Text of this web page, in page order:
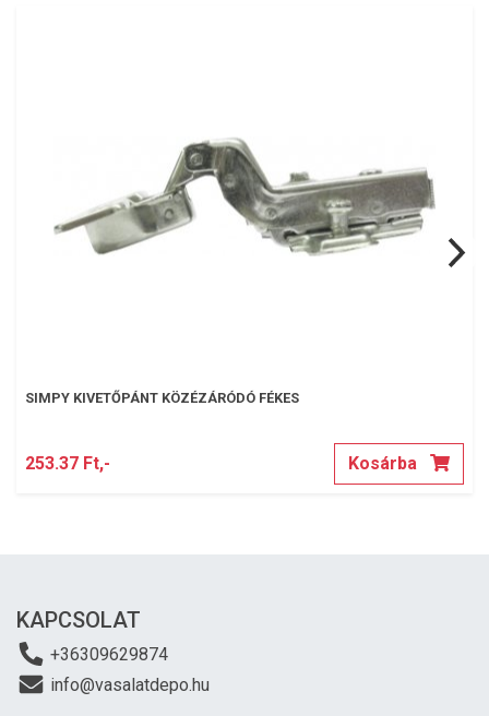
SIMPY KIVETŐPÁNT KÖZÉZÁRÓDÓ FÉKES
253.37 Ft,- Kosárba
KAPCSOLAT
+36309629874
info@vasalatdepo.hu